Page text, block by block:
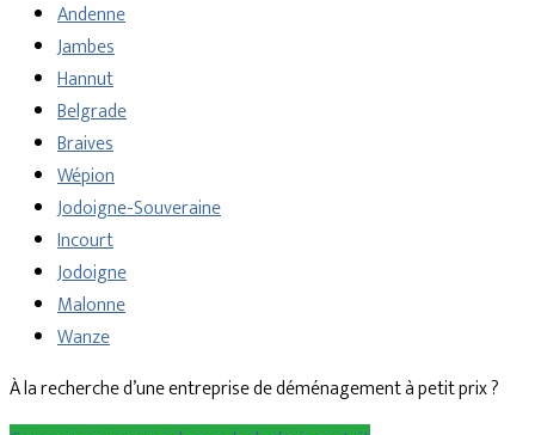
Andenne
Jambes
Hannut
Belgrade
Braives
Wépion
Jodoigne-Souveraine
Incourt
Jodoigne
Malonne
Wanze
À la recherche d’une entreprise de déménagement à petit prix ?